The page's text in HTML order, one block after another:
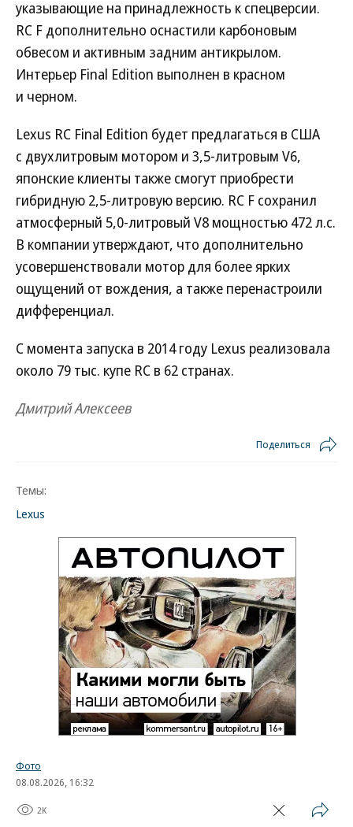
указывающие на принадлежность к спецверсии.
RC F дополнительно оснастили карбоновым
обвесом и активным задним антикрылом.
Интерьер Final Edition выполнен в красном
и черном.
Lexus RC Final Edition будет предлагаться в США
с двухлитровым мотором и 3,5-литровым V6,
японские клиенты также смогут приобрести
гибридную 2,5-литровую версию. RC F сохранил
атмосферный 5,0-литровый V8 мощностью 472 л.с.
В компании утверждают, что дополнительно
усовершенствовали мотор для более ярких
ощущений от вождения, а также перенастроили
дифференциал.
С момента запуска в 2014 году Lexus реализовала
около 79 тыс. купе RC в 62 странах.
Дмитрий Алексеев
Поделиться
Темы:
Lexus
Фото
08.08.2026, 16:32
2K